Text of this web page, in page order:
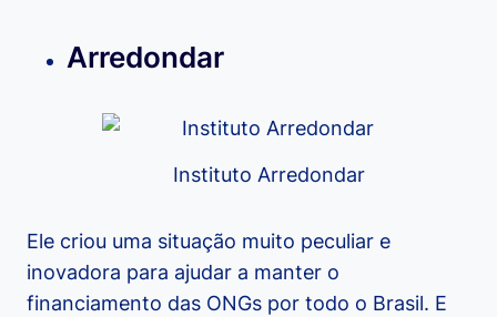
Arredondar
Instituto Arredondar
Ele criou uma situação muito peculiar e
inovadora para ajudar a manter o
financiamento das ONGs por todo o Brasil. E